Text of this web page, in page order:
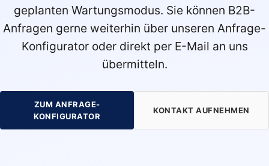
geplanten Wartungsmodus. Sie können B2B-
Anfragen gerne weiterhin über unseren Anfrage-
Konfigurator oder direkt per E-Mail an uns
übermitteln.
ZUM ANFRAGE-
KONFIGURATOR
KONTAKT AUFNEHMEN